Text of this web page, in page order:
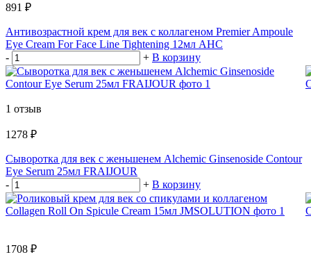
891 ₽
Антивозрастной крем для век с коллагеном Premier Ampoule
Eye Cream For Face Line Tightening 12мл AHC
-
+ В корзину
1 отзыв
1278 ₽
Сыворотка для век с женьшенем Alchemic Ginsenoside Contour
Eye Serum 25мл FRAIJOUR
-
+ В корзину
1708 ₽